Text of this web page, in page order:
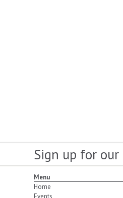
Sign up for our
Menu
Home